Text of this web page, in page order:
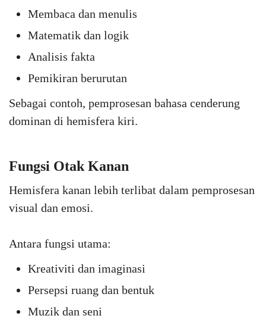
Membaca dan menulis
Matematik dan logik
Analisis fakta
Pemikiran berurutan
Sebagai contoh, pemprosesan bahasa cenderung
dominan di hemisfera kiri.
Fungsi Otak Kanan
Hemisfera kanan lebih terlibat dalam pemprosesan
visual dan emosi.
Antara fungsi utama:
Kreativiti dan imaginasi
Persepsi ruang dan bentuk
Muzik dan seni